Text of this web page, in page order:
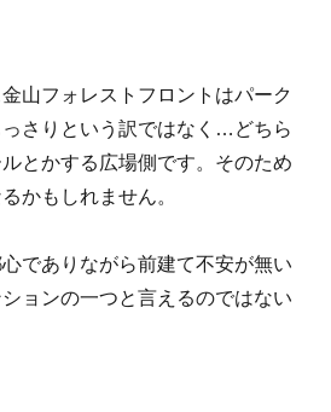
山フォレストフロントはパーク
さりという訳ではなく…どちら
とかする広場側です。そのため
かもしれません。
でありながら前建て不安が無い
ョンの一つと言えるのではない